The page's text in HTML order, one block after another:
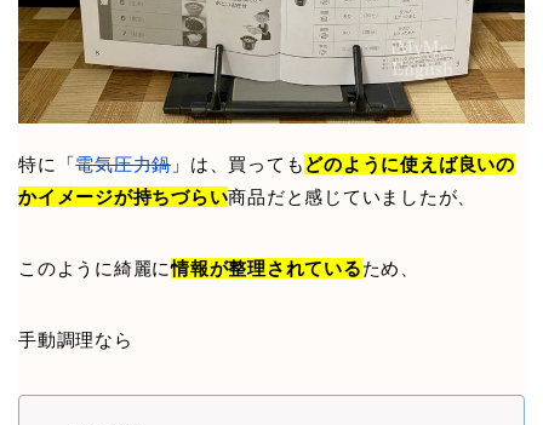
特に「電気圧力鍋 」は、買っても どのように使えば良いの
かイメージが持ちづらい商品だと感じていましたが、
このように綺麗に情報が整理されているため、
手動調理なら